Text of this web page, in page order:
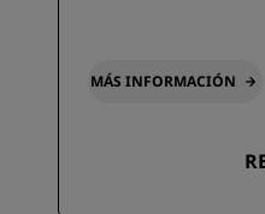
MÁS INFORMACIÓN